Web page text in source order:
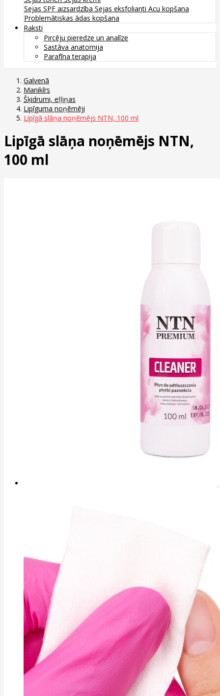
Sejas SPF aizsardzība Sejas eksfolianti Acu kopšana
Problemātiskas ādas kopšana
Raksti
Pircēju pieredze un analīze
Sastāva anatomija
Parafīna terapija
Galvenā
Manikīrs
Šķidrumi, eļļiņas
Lipīguma noņēmēji
Lipīgā slāņa noņēmējs NTN, 100 ml
Lipīgā slāņa noņēmējs NTN,
100 ml